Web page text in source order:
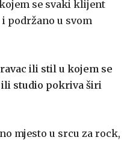
se svaki klijent
podržano u svom
ili stil u kojem se
ili studio pokriva širi
mjesto u srcu za rock,